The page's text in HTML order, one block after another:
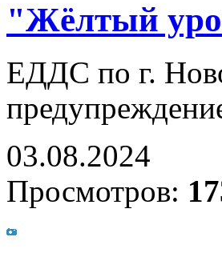
"Жёлтый
ЕДДС по г.
03.08.2024
Просмотров: